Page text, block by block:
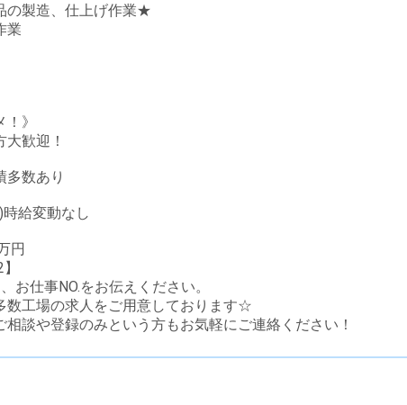
の製造、仕上げ作業★
業
》
大歓迎！
数あり
給変動なし
円
お仕事NO.をお伝えください。
工場の求人をご用意しております☆
談や登録のみという方もお気軽にご連絡ください！